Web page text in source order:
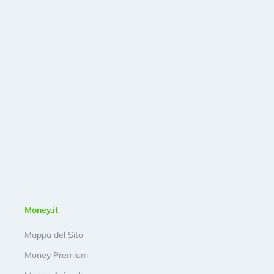
Money.it
Mappa del Sito
Money Premium